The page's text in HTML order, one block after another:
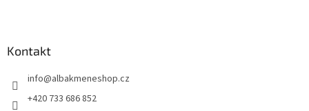
Kontakt
info@albakmeneshop.cz
+420 733 686 852